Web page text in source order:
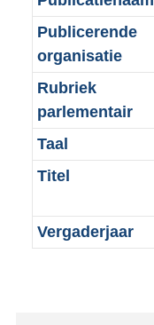
m
a
a
t
Publicerende
organisatie
Rubriek
parlementair
Taal
Titel
Vergaderjaar